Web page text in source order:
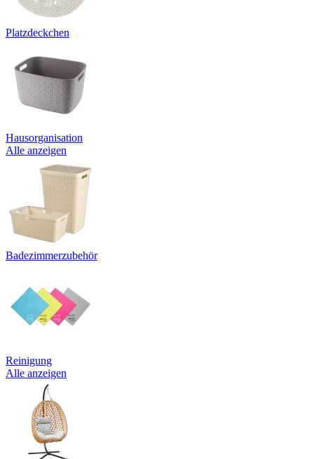
Platzdeckchen
Hausorganisation
Alle anzeigen
Badezimmerzubehör
Reinigung
Alle anzeigen